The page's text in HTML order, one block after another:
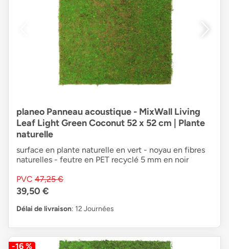
planeo Panneau acoustique - MixWall Living
Leaf Light Green Coconut 52 x 52 cm | Plante
naturelle
surface en plante naturelle en vert - noyau en fibres
naturelles - feutre en PET recyclé 5 mm en noir
PVC 47,25 €
39,50 €
Délai de livraison: 12 Journées
-16 %